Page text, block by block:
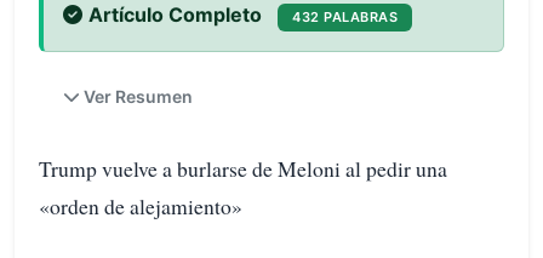
Artículo Completo 432 PALABRAS
Ver Resumen
Trump vuelve a burlarse de Meloni al pedir una
«orden de alejamiento»